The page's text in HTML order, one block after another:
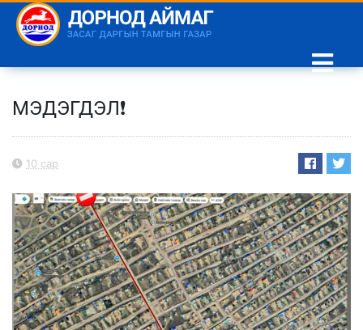
МЭДЭГДЭЛ❗️
10 сар